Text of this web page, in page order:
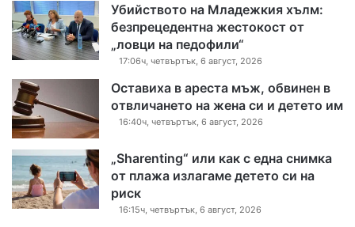
Убийството на Младежкия хълм:
безпрецедентна жестокост от
„ловци на педофили“
17:06ч, четвъртък, 6 август, 2026
Оставиха в ареста мъж, обвинен в
отвличането на жена си и детето им
16:40ч, четвъртък, 6 август, 2026
„Sharenting“ или как с една снимка
от плажа излагаме детето си на
риск
16:15ч, четвъртък, 6 август, 2026